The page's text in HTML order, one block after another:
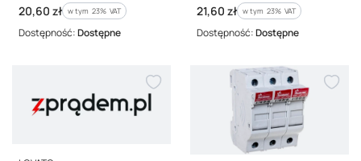
Cena brutto
20,60 zł w tym %s VAT
w tym 23% VAT
Dostępność:Dostępne
Cena brutto
21,60 zł w tym %s VAT
w tym 23% VAT
Dostępność:Dostępne